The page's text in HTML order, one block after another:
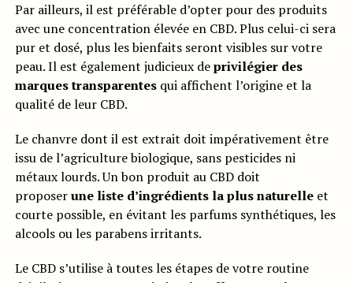
Par ailleurs, il est préférable d’opter pour des produits
avec une concentration élevée en CBD. Plus celui-ci sera
pur et dosé, plus les bienfaits seront visibles sur votre
peau. Il est également judicieux deprivilégier des
marques transparentesqui affichent l’origine et la
qualité de leur CBD.
Le chanvre dont il est extrait doit impérativement être
issu de l’agriculture biologique, sans pesticides ni
métaux lourds. Un bon produit au CBD doit
proposerune liste d’ingrédients la plus naturelleet
courte possible, en évitant les parfums synthétiques, les
alcools ou les parabens irritants.
Le CBD s’utilise à toutes les étapes de votre routine